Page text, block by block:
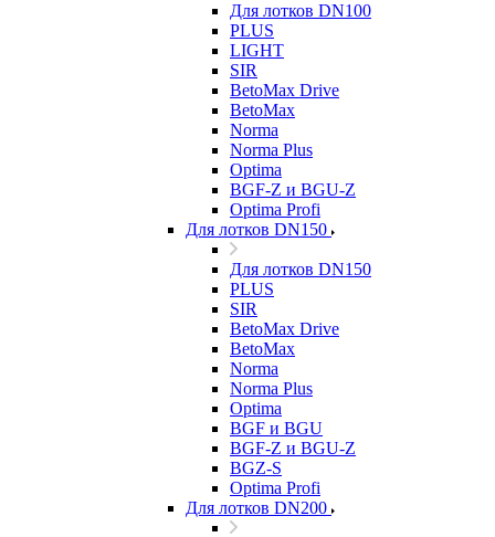
Для лотков DN100
PLUS
LIGHT
SIR
BetoMax Drive
BetoMax
Norma
Norma Plus
Optima
BGF-Z и BGU-Z
Optima Profi
Для лотков DN150
Для лотков DN150
PLUS
SIR
BetoMax Drive
BetoMax
Norma
Norma Plus
Optima
BGF и BGU
BGF-Z и BGU-Z
BGZ-S
Optima Profi
Для лотков DN200